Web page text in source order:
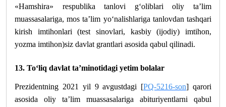
«Hamshira» respublika tanlovi g‘oliblari oliy ta’lim
muassasalariga, mos ta’lim yo‘nalishlariga tanlovdan tashqari
kirish imtihonlari (test sinovlari, kasbiy (ijodiy) imtihon,
yozma imtihon)siz davlat grantlari asosida qabul qilinadi.
13. To‘liq davlat ta’minotidagi yetim bolalar
Prezidentning 2021 yil 9 avgustdagi [PQ-5216-son] qarori
asosida oliy ta’lim muassasalariga abituriyentlarni qabul